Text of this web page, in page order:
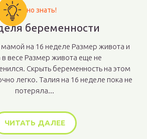
Важно знать!
беременности
мамой на 16 неделе Размер живота и
в весе Размер живота еще не
Скрыть беременность на этом
легко. Талия на 16 неделе пока не
потеряла...
ЧИТАТЬ ДАЛЕЕ